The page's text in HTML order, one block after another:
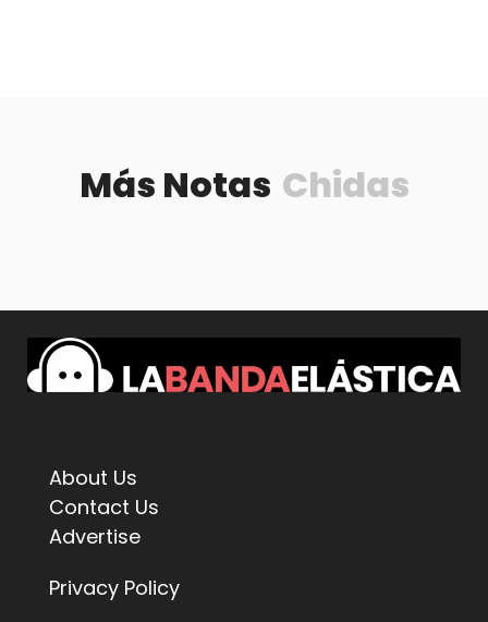
Más Notas Chidas
About Us
Contact Us
Advertise
Privacy Policy